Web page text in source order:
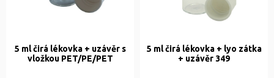
5 ml čirá lékovka + uzávěr s
vložkou PET/PE/PET
5 ml čirá lékovka + lyo zátka
+ uzávěr 349